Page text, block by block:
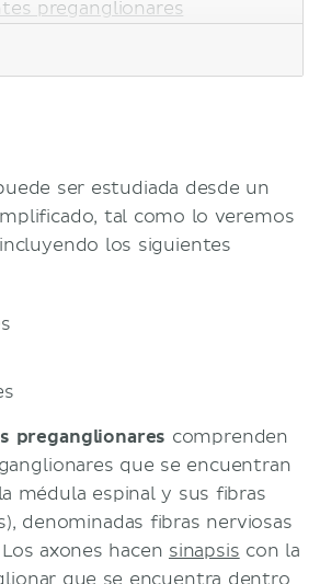
preganglionares
posganglionares
clínicas
de dolor regional
autonómica diabética
ser estudiada desde un
tal como lo veremos
los siguientes
preganglionares comprenden
que se encuentran
médula espinal y sus fibras
denominadas fibras nerviosas
axones hacen sinapsis con la
que se encuentra dentro